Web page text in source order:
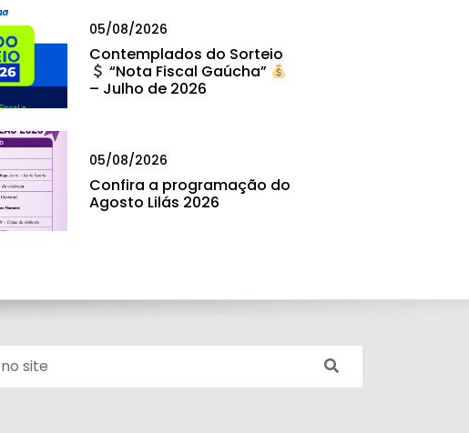
05/08/2026
Contemplados do Sorteio
“Nota Fiscal Gaúcha”
– Julho de 2026
05/08/2026
Confira a programação do
Agosto Lilás 2026